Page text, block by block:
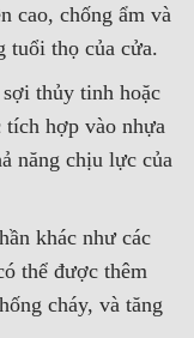
cao, chống ẩm và
tuổi thọ của cửa.
thủy tinh hoặc
hợp vào nhựa
năng chịu lực của
khác như các
thể được thêm
cháy, và tăng